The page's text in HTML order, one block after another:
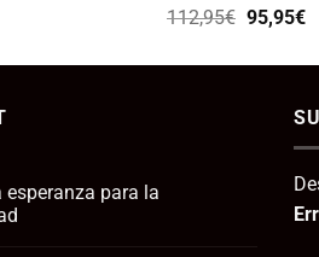
112,95€ El
original
112,95€.
95,95€El
esperanza para la